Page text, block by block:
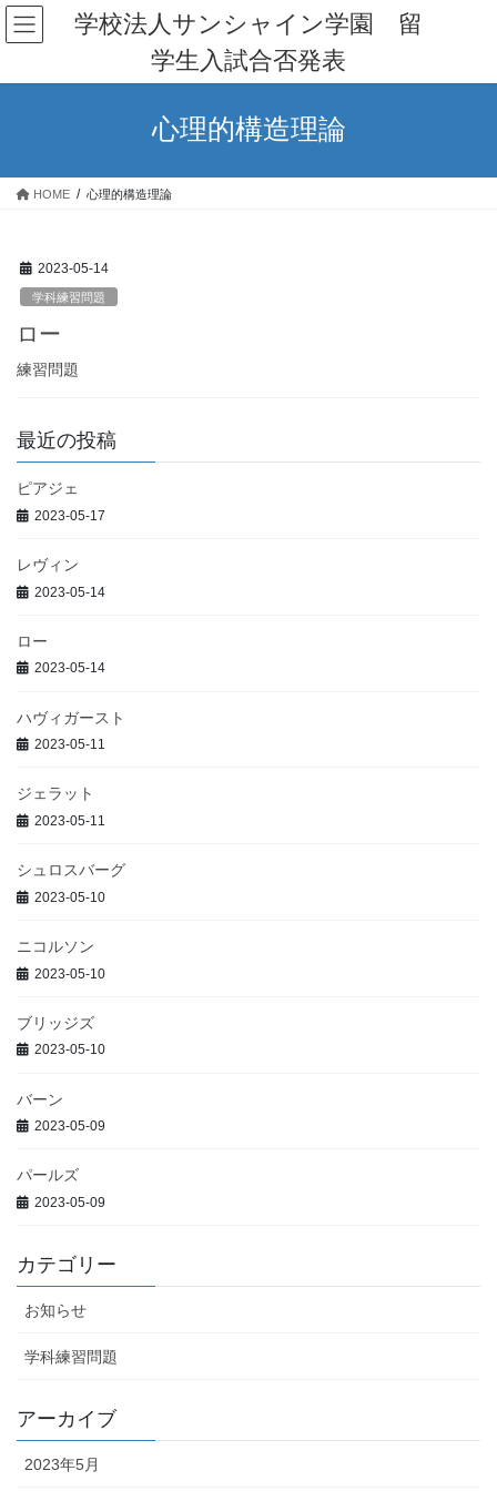
コ
ン
ン
ナ
ビ
ー
学校法人サンシャイン学園 留
学生入試合否発表
心理的構造理論
HOME 心理的構造理論
2023-05-14
学科練習問題
ロー
練習問題
最近の投稿
ピアジェ
2023-05-17
レヴィン
2023-05-14
ロー
2023-05-14
ハヴィガースト
2023-05-11
ジェラット
2023-05-11
シュロスバーグ
2023-05-10
ニコルソン
2023-05-10
ブリッジズ
2023-05-10
バーン
2023-05-09
パールズ
2023-05-09
カテゴリー
お知らせ
学科練習問題
アーカイブ
2023年5月